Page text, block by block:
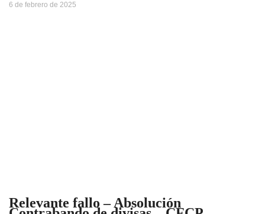
6 de febrero de 2025
Relevante fallo – Absolución